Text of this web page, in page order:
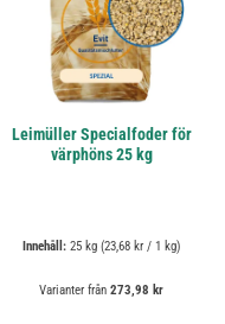
Leimüller Specialfoder för
värphöns 25 kg
Innehåll: 25 kg (23,68 kr / 1 kg)
Varianter från 273,98 kr